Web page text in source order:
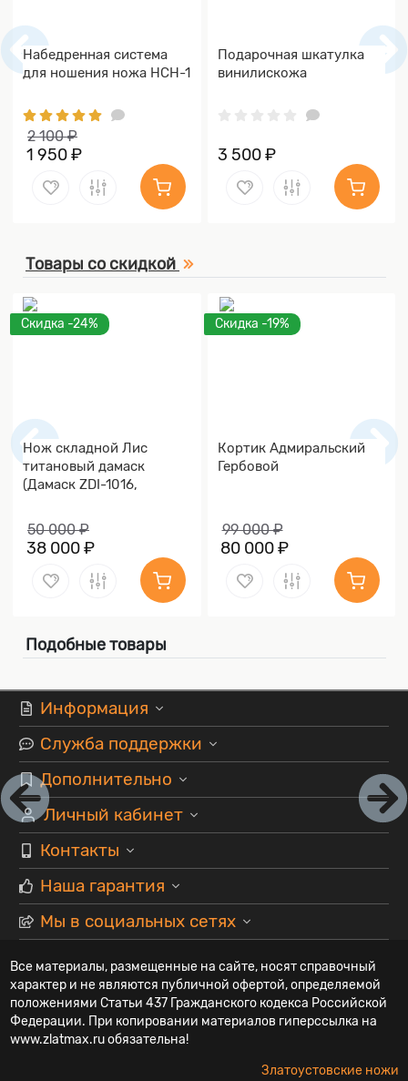
Набедренная система
для ношения ножа НСН-1
2 100 ₽
1 950 ₽
Подарочная шкатулка
винилискожа
3 500 ₽
Товары со скидкой
Скидка -24%
Нож складной Лис
титановый дамаск
(Дамаск ZDI-1016,
50 000 ₽
38 000 ₽
Скидка -19%
Кортик Адмиральский
Гербовой
99 000 ₽
80 000 ₽
Подобные товары
Информация
Служба поддержки
Дополнительно
Личный кабинет
Контакты
Наша гарантия
Мы в социальных сетях
Все материалы, размещенные на сайте, носят справочный
характер и не являются публичной офертой, определяемой
положениями Статьи 437 Гражданского кодекса Российской
Федерации. При копировании материалов гиперссылка на
www.zlatmax.ru обязательна!
Златоустовские ножи